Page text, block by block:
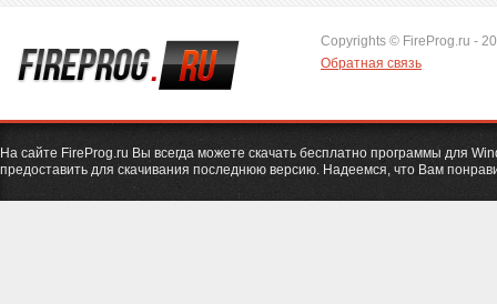
Copyrights © FireProg.ru -
Обратная связь
На сайте FireProg.ru Вы всегда можете скачать бесплатно программы для
предоставить для скачивания последнюю версию. Надеемся, что Вам